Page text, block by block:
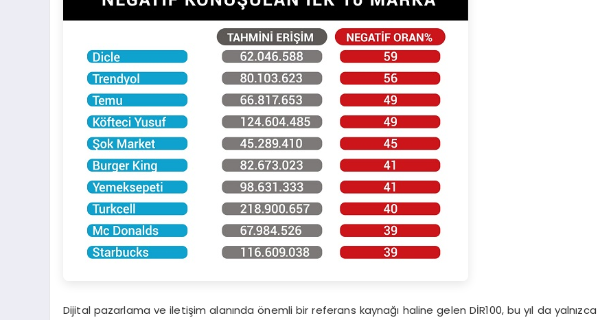
Dijital pazarlama ve iletişim alanında önemli bir referans kaynağı haline gelen DİR100, bu yıl da yalnızca